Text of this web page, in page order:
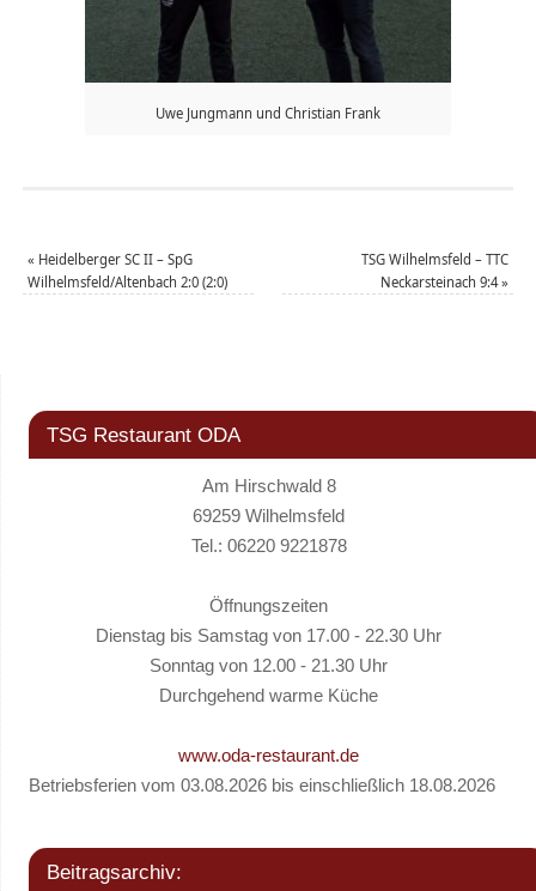
Uwe Jungmann und Christian Frank
« Heidelberger SC II – SpG
Wilhelmsfeld/Altenbach 2:0 (2:0)
TSG Wilhelmsfeld – TTC
Neckarsteinach 9:4»
TSG Restaurant ODA
Am Hirschwald 8
69259 Wilhelmsfeld
Tel.: 06220 9221878
Öffnungszeiten
Dienstag bis Samstag von 17.00 - 22.30 Uhr
Sonntag von 12.00 - 21.30 Uhr
Durchgehend warme Küche
www.oda-restaurant.de
Betriebsferien vom 03.08.2026 bis einschließlich 18.08.2026
Beitragsarchiv: